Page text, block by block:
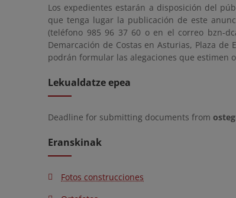
Los expedientes estarán a disposición del
que tenga lugar la publicación de este
(teléfono 985 96 37 60 o en el correo bzn-
Demarcación de Costas en Asturias, Plaza
podrán formular las alegaciones que estimen
Lekualdatze epea
Deadline for submitting documents from
Eranskinak
Fotos construcciones